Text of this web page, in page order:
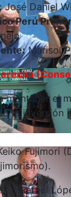
José Daniel
Perú
Marisol
mantener el
la inversión
Fujimori
Rafael